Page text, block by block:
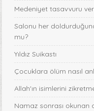
Medeniyet tasavvuru
Salonu her
mu?
Yıldız Suikastı
Çocuklara ölüm nasıl
Allah'ın isimlerini
Namaz sonrası okunan